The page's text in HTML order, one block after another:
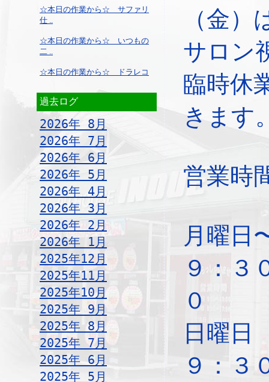
☆本日の作業から☆ サファリ
仕 ..
☆本日の作業から☆ いつもの
二 ..
☆本日の作業から☆ ドラレコ
過去ログ
2026年 8月
2026年 7月
2026年 6月
2026年 5月
2026年 4月
2026年 3月
2026年 2月
2026年 1月
2025年12月
2025年11月
2025年10月
2025年 9月
2025年 8月
2025年 7月
2025年 6月
2025年 5月
（金）
サロン
臨時休
きます
営業時
月曜
９：３
０
日
９：３